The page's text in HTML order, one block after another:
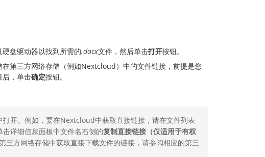
盘驱动器以找到所需的.docx文件，然后单击打开按钮。
第三方网络存储（例如Nextcloud）中的文件链接，前提是您
后，单击确定按钮。
打开。例如，要在Nextcloud中获取直接链接，请在文件列表
击详细信息面板中文件名右侧的复制直接链接（仅适用于有权
三方网络存储中获取直接下载文件的链接，请参阅相应的第三